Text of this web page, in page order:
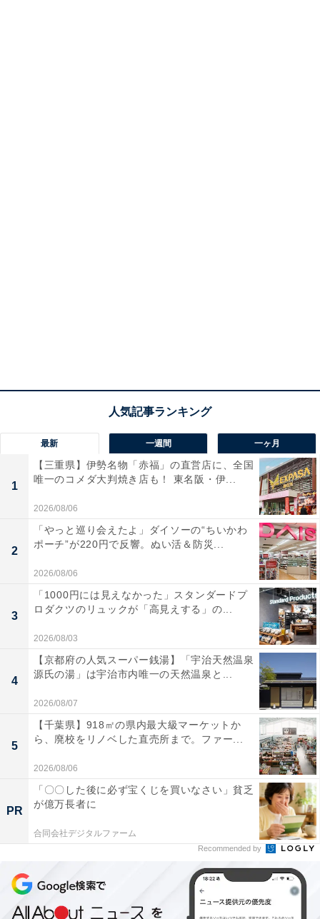
最新 一週間 一ヶ月
1
【三重県】伊勢名物「赤福」の直営店に、全国
唯一のコメダ大判焼き店も！ 東名阪・伊...
2026/08/06
2
「やっと巡り会えたよ」ダイソーの“ちいかわ
ポーチ”が220円で反響。ぬい活＆防災...
2026/08/06
3
「1000円には見えなかった」スタンダードプ
ロダクツのリュックが「高見えする」の...
2026/08/03
4
【京都府の人気スーパー銭湯】「宇治天然温泉
源氏の湯」は宇治市内唯一の天然温泉と...
2026/08/07
5
【千葉県】918㎡の県内最大級マーケットか
ら、廃校をリノベした直売所まで。ファー...
2026/08/06
PR
「〇〇した後に必ず宝くじを買いなさい」貧乏
が億万長者に
合同会社デジタルファーム
Recommended by